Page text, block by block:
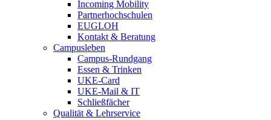
Incoming Mobility
Partnerhochschulen
EUGLOH
Kontakt & Beratung
Campusleben
Campus-Rundgang
Essen & Trinken
UKE-Card
UKE-Mail & IT
Schließfächer
Qualität & Lehrservice